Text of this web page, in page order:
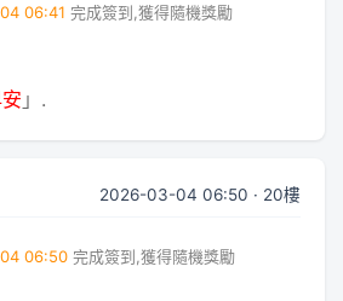
06:41 完成簽到,獲得隨機獎勵
」.
2026-03-04 06:50 · 20樓
06:50 完成簽到,獲得隨機獎勵